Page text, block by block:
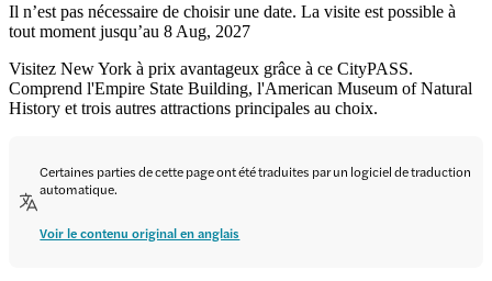
Il n’est pas nécessaire de choisir une date. La visite est possible à
tout moment jusqu’au 8 Aug, 2027
Visitez New York à prix avantageux grâce à ce CityPASS.
Comprend l'Empire State Building, l'American Museum of Natural
History et trois autres attractions principales au choix.
Certaines parties de cette page ont été traduites par un logiciel de traduction
automatique.
Voir le contenu original en anglais